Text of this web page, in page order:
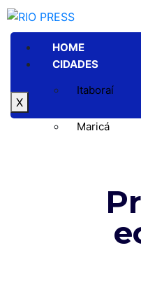
HOME
CIDADES
Itaboraí
Maricá
Rio de
X